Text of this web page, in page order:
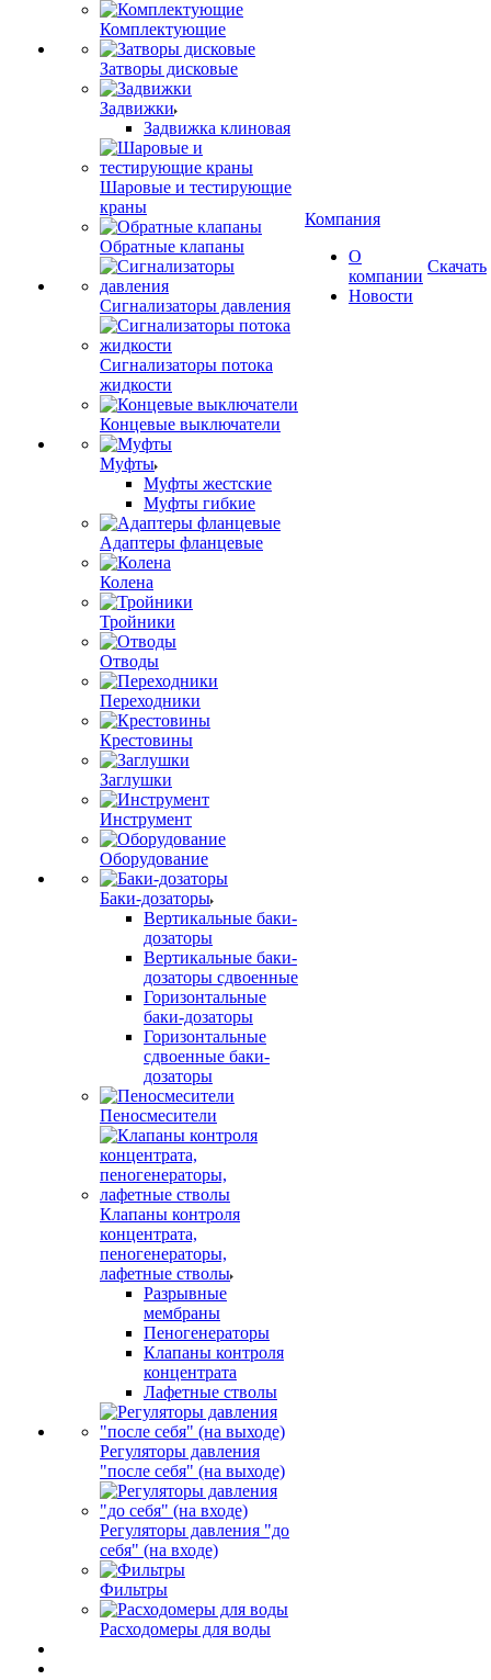
Комплектующие
Затворы дисковые
Задвижки
Задвижка клиновая
Шаровые и тестирующие
краны
Обратные клапаны
Сигнализаторы давления
Сигнализаторы потока
жидкости
Концевые выключатели
Муфты
Муфты жестские
Муфты гибкие
Адаптеры фланцевые
Колена
Тройники
Отводы
Переходники
Крестовины
Заглушки
Инструмент
Оборудование
Баки-дозаторы
Вертикальные баки-
дозаторы
Вертикальные баки-
дозаторы сдвоенные
Горизонтальные
баки-дозаторы
Горизонтальные
сдвоенные баки-
дозаторы
Пеносмесители
Клапаны контроля
концентрата,
пеногенераторы,
лафетные стволы
Разрывные
мембраны
Пеногенераторы
Клапаны контроля
концентрата
Лафетные стволы
Регуляторы давления
"после себя" (на выходе)
Регуляторы давления "до
себя" (на входе)
Фильтры
Расходомеры для воды
Компания
О
компании
Новости
Скачать